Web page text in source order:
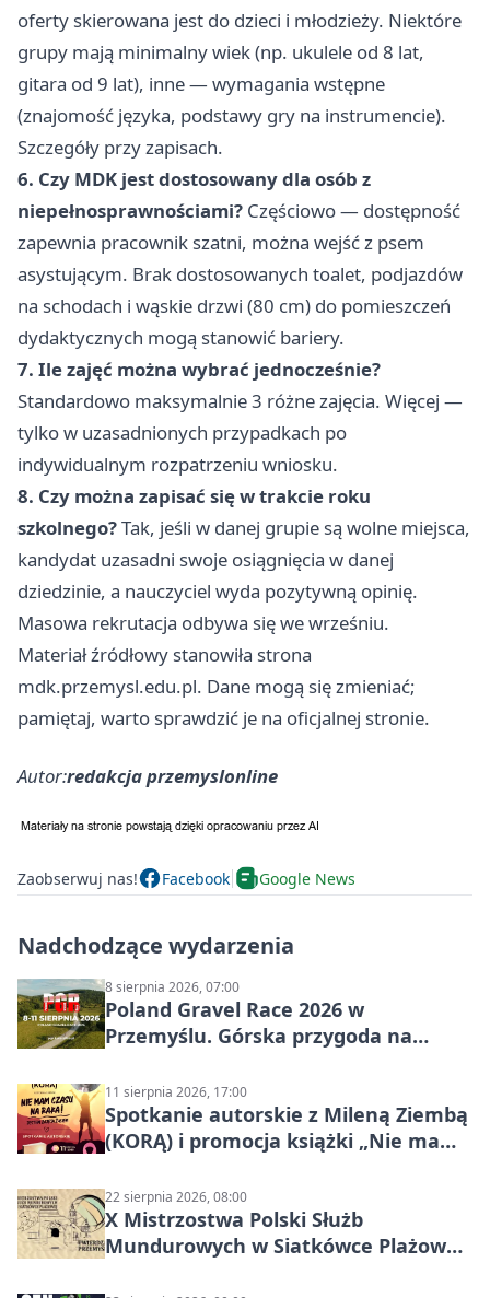
oferty skierowana jest do dzieci i młodzieży. Niektóre
grupy mają minimalny wiek (np. ukulele od 8 lat,
gitara od 9 lat), inne — wymagania wstępne
(znajomość języka, podstawy gry na instrumencie).
Szczegóły przy zapisach.
6. Czy MDK jest dostosowany dla osób z
niepełnosprawnościami? Częściowo — dostępność
zapewnia pracownik szatni, można wejść z psem
asystującym. Brak dostosowanych toalet, podjazdów
na schodach i wąskie drzwi (80 cm) do pomieszczeń
dydaktycznych mogą stanowić bariery.
7. Ile zajęć można wybrać jednocześnie?
Standardowo maksymalnie 3 różne zajęcia. Więcej —
tylko w uzasadnionych przypadkach po
indywidualnym rozpatrzeniu wniosku.
8. Czy można zapisać się w trakcie roku
szkolnego?Tak, jeśli w danej grupie są wolne miejsca,
kandydat uzasadni swoje osiągnięcia w danej
dziedzinie, a nauczyciel wyda pozytywną opinię.
Masowa rekrutacja odbywa się we wrześniu.
Materiał źródłowy stanowiła strona
mdk.przemysl.edu.pl. Dane mogą się zmieniać;
pamiętaj, warto sprawdzić je na oficjalnej stronie.
Autor:redakcja przemyslonline
Zaobserwuj nas! Facebook Google News
Nadchodzące wydarzenia
8 sierpnia 2026, 07:00
Poland Gravel Race 2026 w
Przemyślu. Górska przygoda na
11 sierpnia 2026, 17:00
Spotkanie autorskie z Mileną Ziembą
(KORĄ) i promocja książki „Nie mam
22 sierpnia 2026, 08:00
X Mistrzostwa Polski Służb
Mundurowych w Siatkówce Plażowej